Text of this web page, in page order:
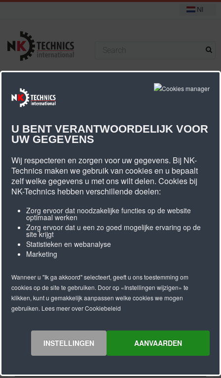
Nl
+31 (0) 314 393751
PU Tandriem RPP14M
Product informatie
Shore
92° Shore A Gewicht per meter
Trekkoorden
1.2 mm
Minimaal aantal
tanden schijf
Breedte
+/- 1.0 mm
Minimale
U BENT VERANTWOORDELIJK VOOR
UW GEGEVENS
Wij respecteren en zorgen voor uw gegevens. Bij NK-
Technics maken we gebruik van cookies en u bepaalt
zelf welke gegevens u met ons wilt delen. Cookies bij
NK-Technics hebben verschillende doelen:
Zorg ervoor dat noodzakelijke functies op de website
optimaal werken
Zorg ervoor dat u een zo goed mogelijke ervaring op de
site krijgt
Statistieken en webanalyse
Marketing
Wanneer u "Ik ga akkoord" selecteert, geeft u ons toestemming om
cookies op de site te gebruiken. Door op «Instellingen wijzigen» te
klikken, kunt u gemakkelijk aanpassen welke cookies we mogen
gebruiken. Lees meer over Cookiebeleid
AANVAARDEN
INSTELLINGEN